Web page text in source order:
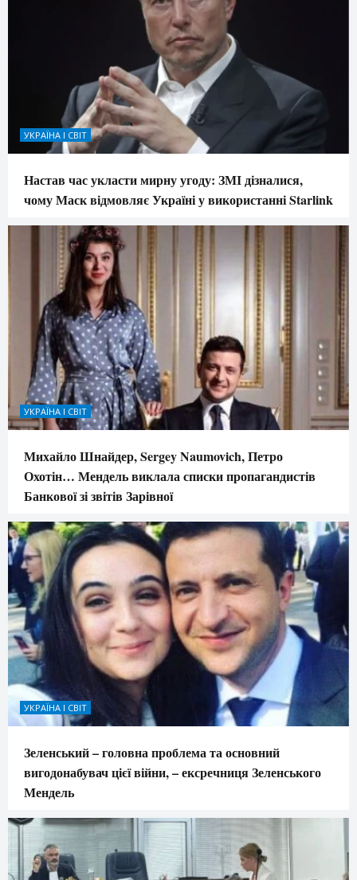
УКРАЇНА І СВІТ
Настав час укласти мирну угоду: ЗМІ дізналися,
чому Маск відмовляє Україні у використанні Starlink
УКРАЇНА І СВІТ
Михайло Шнайдер, Sergey Naumovich, Петро
Охотін… Мендель виклала списки пропагандистів
Банкової зі звітів Зарівної
УКРАЇНА І СВІТ
Зеленський – головна проблема та основний
вигодонабувач цієї війни, – ексречниця Зеленського
Мендель